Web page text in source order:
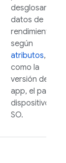
desglosar los
datos de
rendimiento
según
atributos,
como la
versión de la
app, el país, el
dispositivo o el
SO.